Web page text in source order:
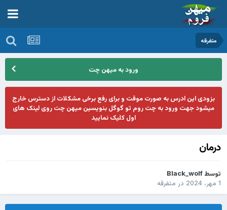
متفرقه
ورود به میهن چت
بزودی این ادرس به صورت موقت و برای رفع برخی مشکلات از دسترس خارج
میشود جهت ورود به چت روم تو گوگل بنویسین میهن چت روی لینک های
اول کلیک نمایید
درمان
توسط Black_wolf
در متفرقه